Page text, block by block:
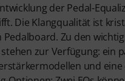
der Pedal-
Die Klangqualität ist
Zu den
zur Verfügung: ein
und